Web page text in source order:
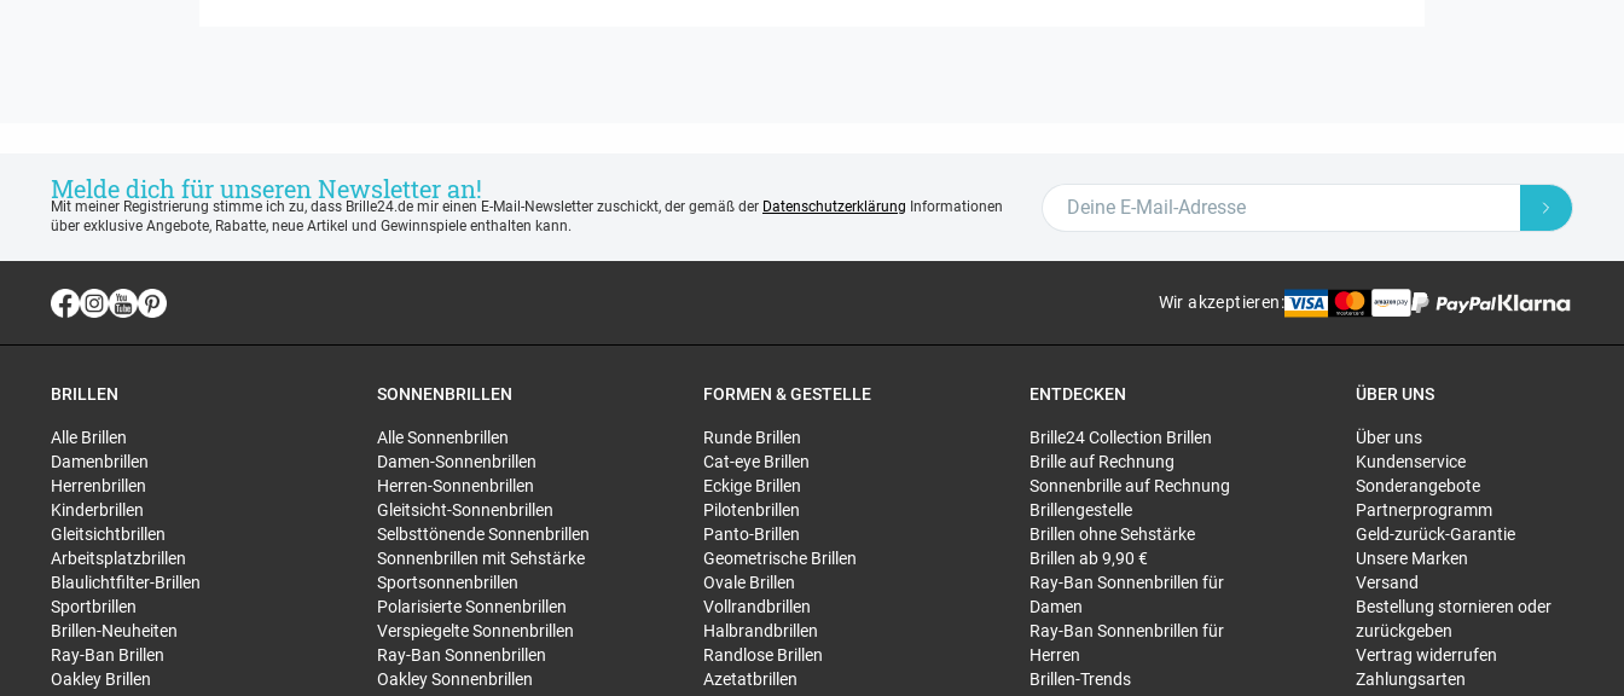
Melde dich für unseren Newsletter an!
Mit meiner Registrierung stimme ich zu, dass Brille24.de mir einen E-Mail-Newsletter zuschickt, der gemäß der Datenschutzerklärung Informationen
über exklusive Angebote, Rabatte, neue Artikel und Gewinnspiele enthalten kann.
Wir akzeptieren:
BRILLEN
Alle Brillen
Damenbrillen
Herrenbrillen
Kinderbrillen
Gleitsichtbrillen
Arbeitsplatzbrillen
Blaulichtfilter-Brillen
Sportbrillen
Brillen-Neuheiten
Ray-Ban Brillen
Oakley Brillen
SONNENBRILLEN
Alle Sonnenbrillen
Damen-Sonnenbrillen
Herren-Sonnenbrillen
Gleitsicht-Sonnenbrillen
Selbsttönende Sonnenbrillen
Sonnenbrillen mit Sehstärke
Sportsonnenbrillen
Polarisierte Sonnenbrillen
Verspiegelte Sonnenbrillen
Ray-Ban Sonnenbrillen
Oakley Sonnenbrillen
FORMEN & GESTELLE
Runde Brillen
Cat-eye Brillen
Eckige Brillen
Pilotenbrillen
Panto-Brillen
Geometrische Brillen
Ovale Brillen
Vollrandbrillen
Halbrandbrillen
Randlose Brillen
Azetatbrillen
ENTDECKEN
Brille24 Collection Brillen
Brille auf Rechnung
Sonnenbrille auf Rechnung
Brillengestelle
Brillen ohne Sehstärke
Brillen ab 9,90 €
Ray-Ban Sonnenbrillen für
Damen
Ray-Ban Sonnenbrillen für
Herren
Brillen-Trends
ÜBER UNS
Über uns
Kundenservice
Sonderangebote
Partnerprogramm
Geld-zurück-Garantie
Unsere Marken
Versand
Bestellung stornieren oder
zurückgeben
Vertrag widerrufen
Zahlungsarten